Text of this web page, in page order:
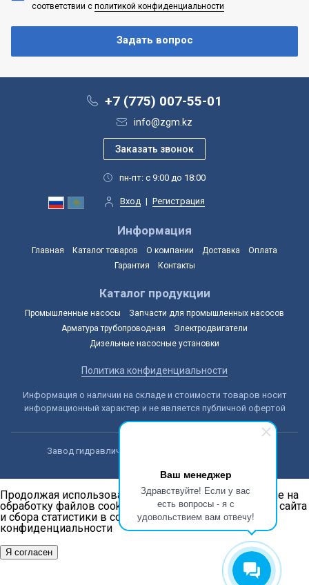
Ваш менеджер
Здравствуйте! Если у вас
есть вопросы - я с
удовольствием вам отвечу!
соответствии с политикой конфиденциальности
+7 (775) 007-55-01
info@zgm.kz
пн-пт: с 9:00 до 18:00
Вход | Регистрация
Информация
Главная Каталог товаров О компании Доставка
Оплата
Гарантия
Контакты
Каталог продукции
Промышленные насосы
Запчасти для промышленных насосов
Арматура трубопроводная
Электродвигатели
Дизельные насосные установки
Политика конфиденциальности
Информация о наличии на складе и стоимости товаров носит
информационный характер и не является публичной офертой
Завод гидравлических машин © 2014-2026, Астана
Продолжая использовать наш сайт, вы даёте согласие на
обработку файлов cookie в целях функционирования сайта
и сбора статистики в соответствии сполитикой
конфиденциальности
Я согласен